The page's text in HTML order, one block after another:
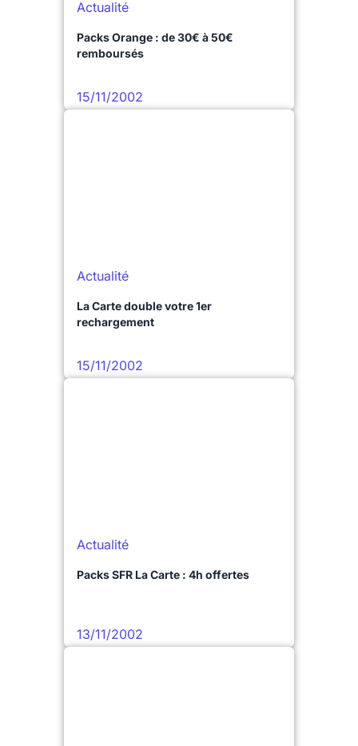
Actualité
Packs Orange : de 30€ à 50€
remboursés
15/11/2002
Actualité
La Carte double votre 1er
rechargement
15/11/2002
Actualité
Packs SFR La Carte : 4h offertes
13/11/2002